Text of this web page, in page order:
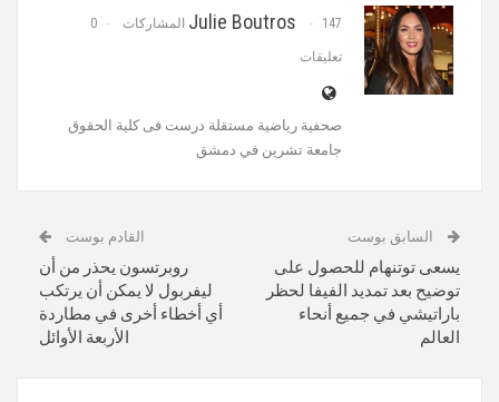
Julie Boutros 147 المشاركات 0
تعليقات
‏صحفية رياضية مستقلة‏ درست فى كلية الحقوق
جامعة تشرين في دمشق
السابق بوست
يسعى توتنهام للحصول على
توضيح بعد تمديد الفيفا لحظر
باراتيشي في جميع أنحاء
العالم
القادم بوست
روبرتسون يحذر من أن
ليفربول لا يمكن أن يرتكب
أي أخطاء أخرى في مطاردة
الأربعة الأوائل